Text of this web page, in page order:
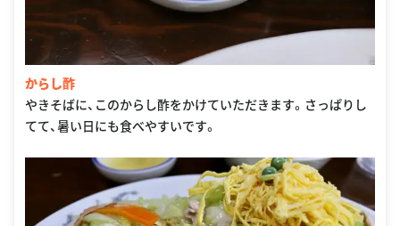
からし酢
やきそばに、このからし酢をかけていただきます。さっぱりし
てて、暑い日にも食べやすいです。